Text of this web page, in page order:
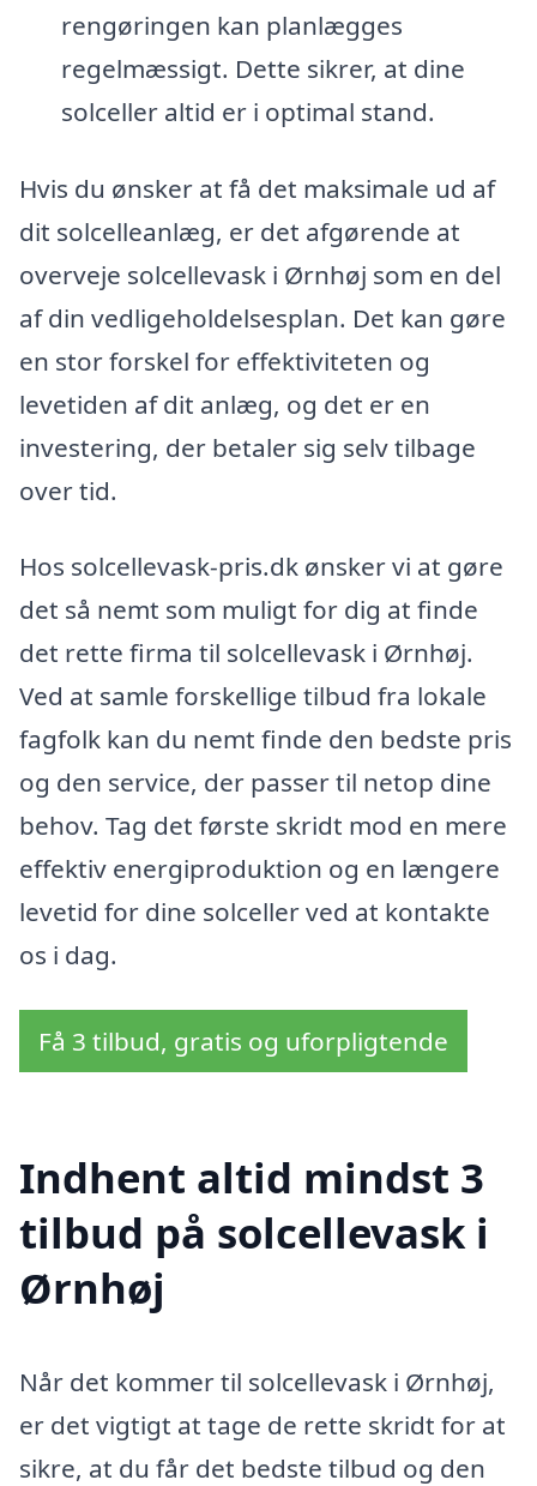
rengøringen kan planlægges
regelmæssigt. Dette sikrer, at dine
solceller altid er i optimal stand.
Hvis du ønsker at få det maksimale ud af
dit solcelleanlæg, er det afgørende at
overveje solcellevask i Ørnhøj som en del
af din vedligeholdelsesplan. Det kan gøre
en stor forskel for effektiviteten og
levetiden af dit anlæg, og det er en
investering, der betaler sig selv tilbage
over tid.
Hos solcellevask-pris.dk ønsker vi at gøre
det så nemt som muligt for dig at finde
det rette firma til solcellevask i Ørnhøj.
Ved at samle forskellige tilbud fra lokale
fagfolk kan du nemt finde den bedste pris
og den service, der passer til netop dine
behov. Tag det første skridt mod en mere
effektiv energiproduktion og en længere
levetid for dine solceller ved at kontakte
os i dag.
Få 3 tilbud, gratis og uforpligtende
Indhent altid mindst 3
tilbud på solcellevask i
Ørnhøj
Når det kommer til solcellevask i Ørnhøj,
er det vigtigt at tage de rette skridt for at
sikre, at du får det bedste tilbud og den